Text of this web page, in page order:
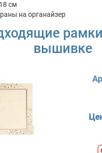
см
на органайзер
вышивке